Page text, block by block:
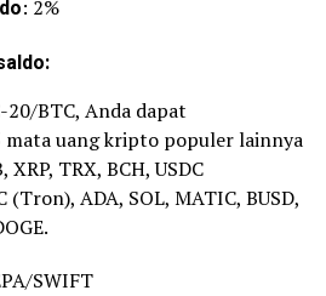
: 2%
20/BTC, Anda dapat
mata uang kripto populer lainnya
TRX, BCH, USDC
(Tron), ADA, SOL, MATIC, BUSD,
SWIFT